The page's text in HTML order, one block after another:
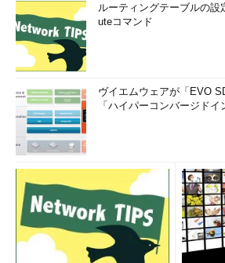
ルーティングテーブルの
uteコマンド
ヴイエムウェアが「EVO
「ハイパーコンバージド